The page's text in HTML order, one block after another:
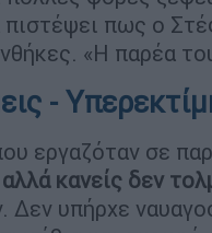
πιστέψει πως ο
«Η παρέα
-
εργαζόταν σε
κανείς δεν
Δεν υπήρχε